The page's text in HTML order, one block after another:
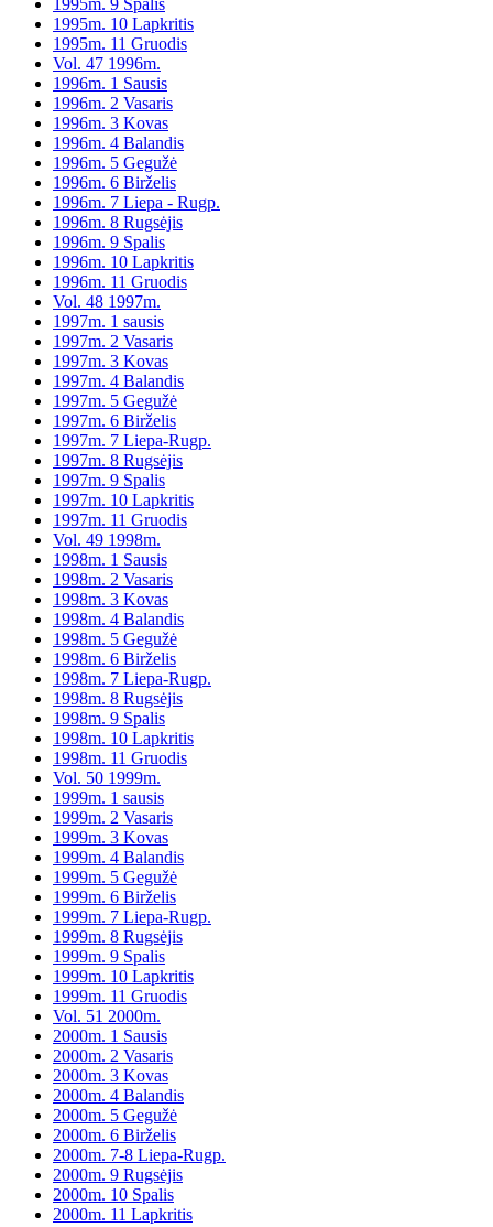
1995m. 9 Spalis
1995m. 10 Lapkritis
1995m. 11 Gruodis
Vol. 47 1996m.
1996m. 1 Sausis
1996m. 2 Vasaris
1996m. 3 Kovas
1996m. 4 Balandis
1996m. 5 Gegužė
1996m. 6 Birželis
1996m. 7 Liepa - Rugp.
1996m. 8 Rugsėjis
1996m. 9 Spalis
1996m. 10 Lapkritis
1996m. 11 Gruodis
Vol. 48 1997m.
1997m. 1 sausis
1997m. 2 Vasaris
1997m. 3 Kovas
1997m. 4 Balandis
1997m. 5 Gegužė
1997m. 6 Birželis
1997m. 7 Liepa-Rugp.
1997m. 8 Rugsėjis
1997m. 9 Spalis
1997m. 10 Lapkritis
1997m. 11 Gruodis
Vol. 49 1998m.
1998m. 1 Sausis
1998m. 2 Vasaris
1998m. 3 Kovas
1998m. 4 Balandis
1998m. 5 Gegužė
1998m. 6 Birželis
1998m. 7 Liepa-Rugp.
1998m. 8 Rugsėjis
1998m. 9 Spalis
1998m. 10 Lapkritis
1998m. 11 Gruodis
Vol. 50 1999m.
1999m. 1 sausis
1999m. 2 Vasaris
1999m. 3 Kovas
1999m. 4 Balandis
1999m. 5 Gegužė
1999m. 6 Birželis
1999m. 7 Liepa-Rugp.
1999m. 8 Rugsėjis
1999m. 9 Spalis
1999m. 10 Lapkritis
1999m. 11 Gruodis
Vol. 51 2000m.
2000m. 1 Sausis
2000m. 2 Vasaris
2000m. 3 Kovas
2000m. 4 Balandis
2000m. 5 Gegužė
2000m. 6 Birželis
2000m. 7-8 Liepa-Rugp.
2000m. 9 Rugsėjis
2000m. 10 Spalis
2000m. 11 Lapkritis